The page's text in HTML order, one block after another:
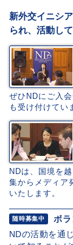
新外交イニシ
られ、活動して
ぜひNDにご入
も受け付けてい
NDは、国境を
集からメディア
いたします。
随時募集中
ボ
NDの活動を通